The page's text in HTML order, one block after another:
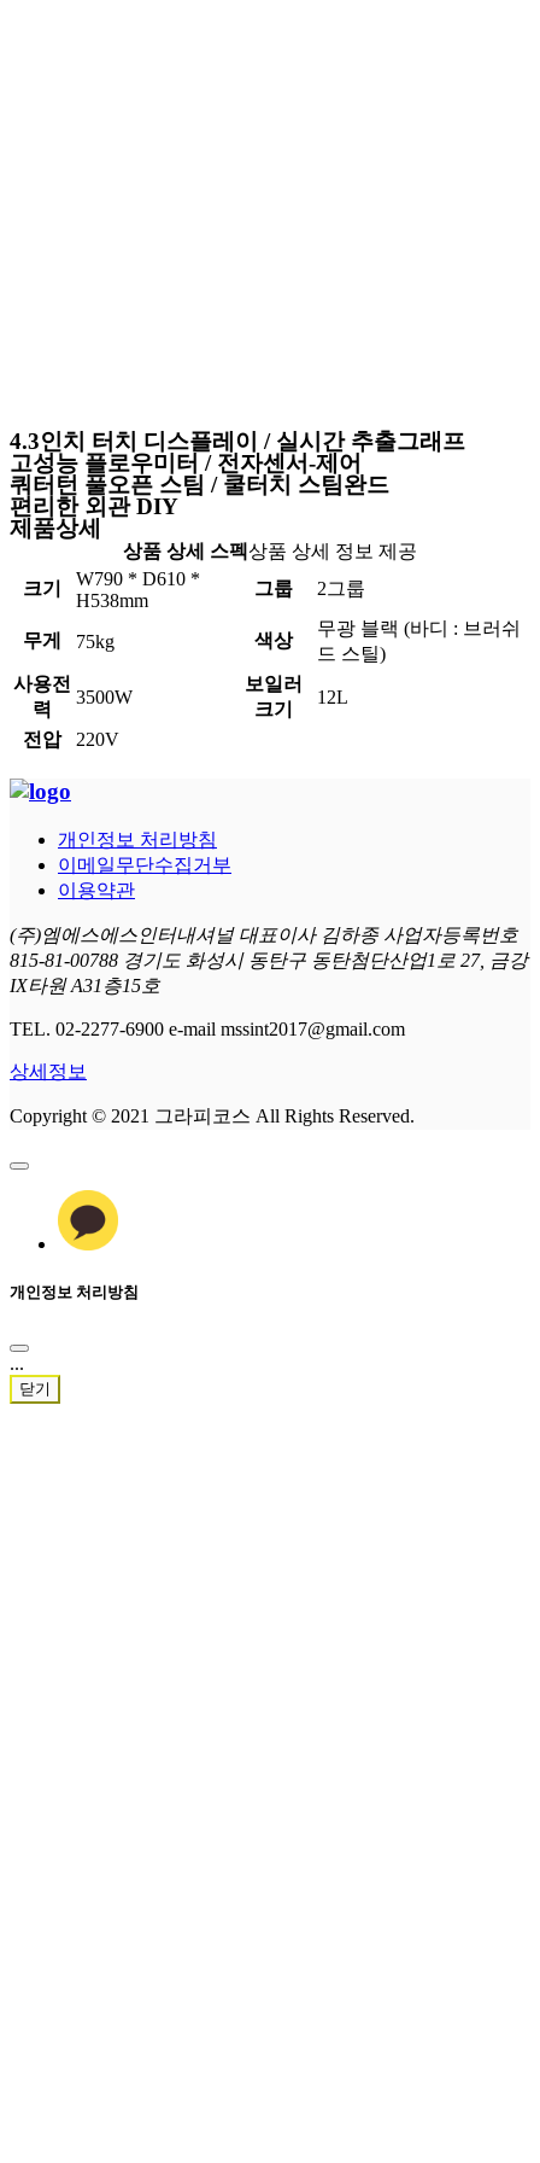
4.3인치 터치 디스플레이 / 실시간 추출그래프
고성능 플로우미터 / 전자센서-제어
쿼터턴 풀오픈 스팀 / 쿨터치 스팀완드
편리한 외관 DIY
제품상세
상품 상세 스펙상품 상세 정보 제공
크기
W790 * D610 *
H538mm
그룹 2그룹
무게 75kg 색상
무광 블랙 (바디 : 브러쉬
드 스틸)
사용전
력
3500W
보일러
크기
12L
전압 220V
개인정보 처리방침
이메일무단수집거부
이용약관
(주)엠에스에스인터내셔널 대표이사 김하종 사업자등록번호
815-81-00788 경기도 화성시 동탄구 동탄첨단산업1로 27, 금강
IX타원 A31층15호
TEL. 02-2277-6900 e-mail mssint2017@gmail.com
상세정보
Copyright © 2021 그라피코스 All Rights Reserved.
개인정보 처리방침
...
닫기